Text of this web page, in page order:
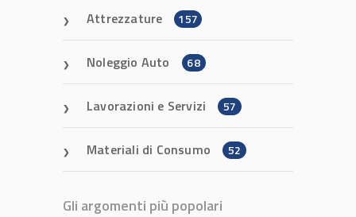
Attrezzature 157
Noleggio Auto 68
Lavorazioni e Servizi 57
Materiali di Consumo 52
Gli argomenti più popolari